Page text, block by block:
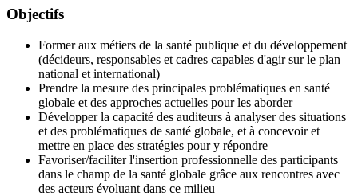
Objectifs
Former aux métiers de la santé publique et du développement
(décideurs, responsables et cadres capables d'agir sur le plan
national et international)
Prendre la mesure des principales problématiques en santé
globale et des approches actuelles pour les aborder
Développer la capacité des auditeurs à analyser des situations
et des problématiques de santé globale, et à concevoir et
mettre en place des stratégies pour y répondre
Favoriser/faciliter l'insertion professionnelle des participants
dans le champ de la santé globale grâce aux rencontres avec
des acteurs évoluant dans ce milieu